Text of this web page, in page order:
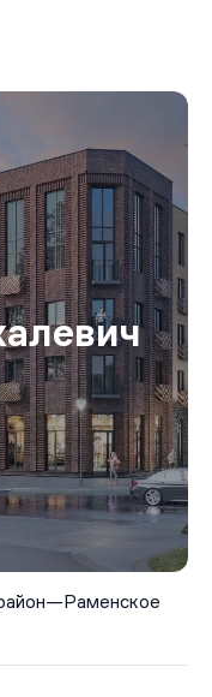
—Раменское